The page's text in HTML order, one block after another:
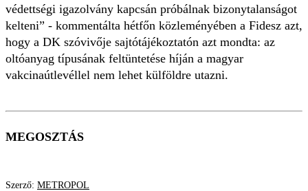
védettségi igazolvány kapcsán próbálnak bizonytalanságot
kelteni” - kommentálta hétfőn közleményében a Fidesz azt,
hogy a DK szóvivője sajtótájékoztatón azt mondta: az
oltóanyag típusának feltüntetése híján a magyar
vakcinaútlevéllel nem lehet külföldre utazni.
MEGOSZTÁS
Szerző: METROPOL